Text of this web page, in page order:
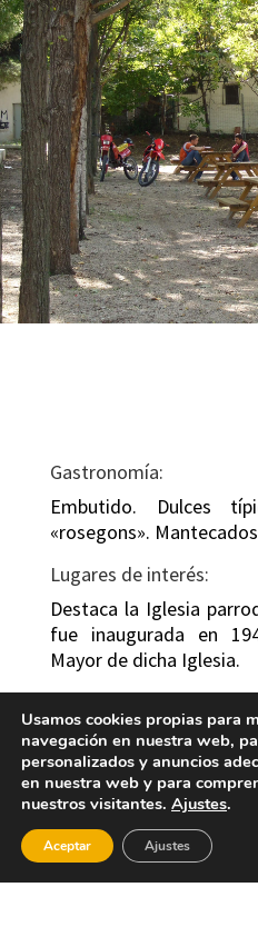
Gastronomía:
Embutido. Dulces
«rosegons».
Lugares de interés:
Destaca la Iglesia
fue inaugurada en
Mayor de dicha Iglesia.
Paisajes Naturales
mts. de altitud.
Casco urbano
Todavía conserva la
Destaca el Carrer de
poder de la antigua
Usamos cookies propias para
navegación en nuestra web,
personalizados y anuncios
en nuestra web y para
nuestros visitantes. Ajustes.
Aceptar Ajustes